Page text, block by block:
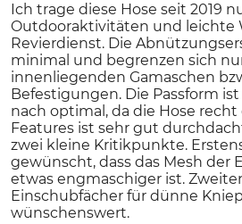
Ich trage diese Hose seit 2019
Outdooraktivitäten und leichte
Revierdienst. Die
minimal und begrenzen sich
innenliegenden Gamaschen
Befestigungen. Die Passform
nach optimal, da die Hose
Features ist sehr gut
zwei kleine Kritikpunkte.
gewünscht, dass das Mesh der
etwas engmaschiger ist.
Einschubfächer für dünne
wünschenswert.